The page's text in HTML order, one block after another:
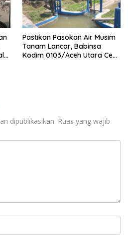
Pastikan Pasokan Air Musim
Tanam Lancar, Babinsa
Kodim 0103/Aceh Utara Cek
dipublikasikan. Ruas yang wajib